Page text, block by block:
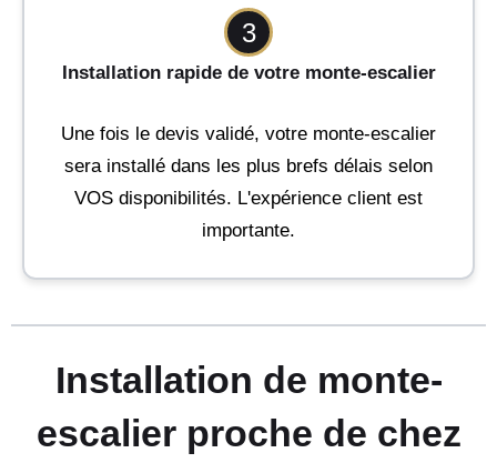
3
Installation rapide de votre monte-escalier
Une fois le devis validé, votre monte-escalier
sera installé dans les plus brefs délais selon
VOS disponibilités. L'expérience client est
importante.
Installation de monte-
escalier proche de chez